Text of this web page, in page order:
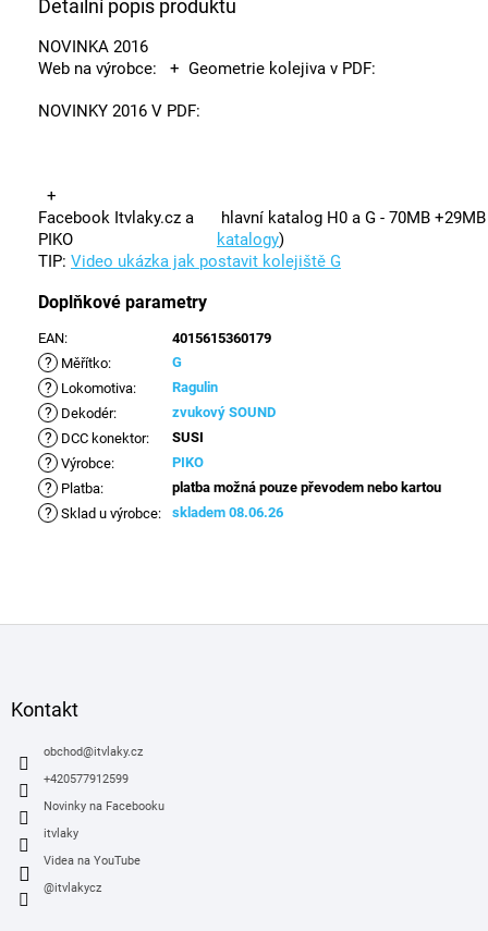
Detailní popis produktu
NOVINKA 2016
Web na výrobce:
+ Geometrie kolejiva v PDF:
NOVINKY 2016 V PDF:
+
Facebook Itvlaky.cz a
PIKO
hlavní katalog H0 a G - 70MB
katalogy)
TIP: Video ukázka jak postavit kolejiště G
Doplňkové parametry
EAN: 4015615360179
? Měřítko: G
? Lokomotiva: Ragulin
? Dekodér: zvukový SOUND
? DCC konektor: SUSI
? Výrobce: PIKO
? Platba: platba možná pouze převodem nebo kartou
? Sklad u výrobce: skladem 08.06.26
Kontakt
obchod@itvlaky.cz
+420577912599
Novinky na Facebooku
itvlaky
Videa na YouTube
@itvlakycz